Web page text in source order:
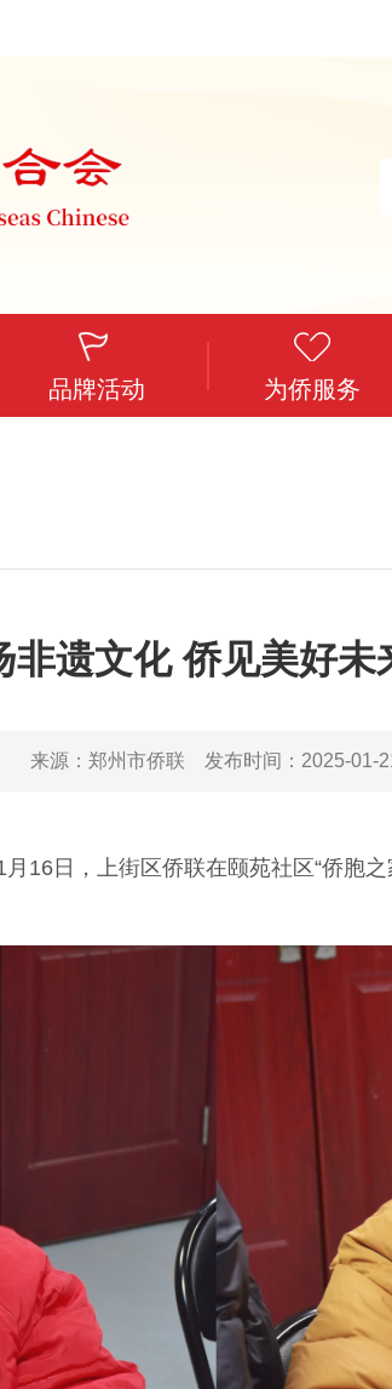
品牌活动 为侨服务
非遗文化 侨见美好
来源： 郑州市侨联 发布时间： 2025-01-
日，上街区侨联在颐苑社区“侨胞之